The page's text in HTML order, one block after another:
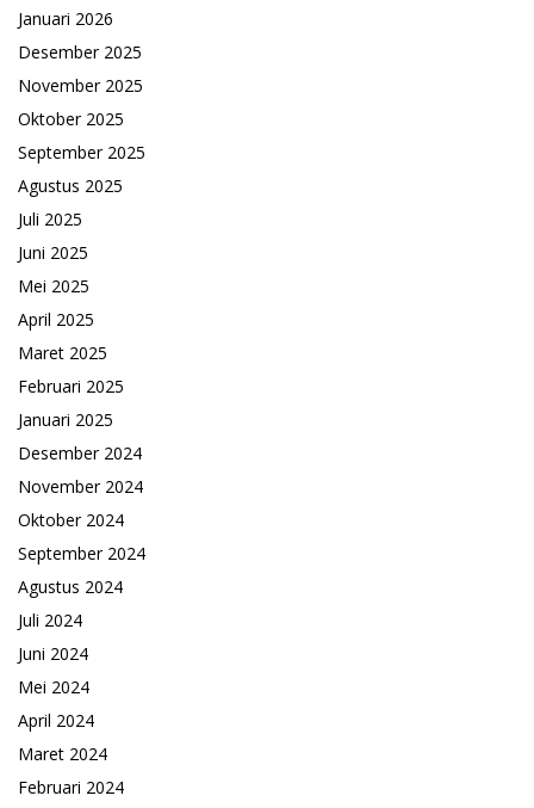
Januari 2026
Desember 2025
November 2025
Oktober 2025
September 2025
Agustus 2025
Juli 2025
Juni 2025
Mei 2025
April 2025
Maret 2025
Februari 2025
Januari 2025
Desember 2024
November 2024
Oktober 2024
September 2024
Agustus 2024
Juli 2024
Juni 2024
Mei 2024
April 2024
Maret 2024
Februari 2024